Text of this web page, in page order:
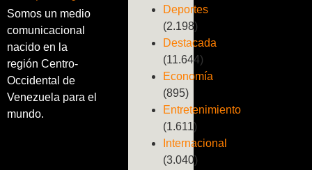
Somos un medio
comunicacional
nacido en la
región Centro-
Occidental de
Venezuela para el
mundo.
Deportes
(2.198)
Destacada
(11.644)
Economía
(895)
Entretenimiento
(1.611)
Internacional
(3.040)